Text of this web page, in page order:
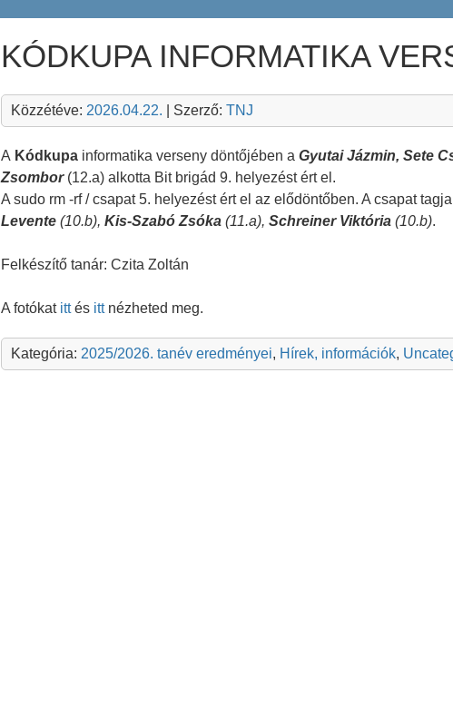
KÓDKUPA INFORMATIKA
Közzétéve: 2026.04.22. | Szerző: TNJ
A Kódkupa informatika verseny döntőjében a Gyutai Jázmin, Sete
Zsombor(12.a) alkotta Bit brigád 9. helyezést ért el.
A sudo rm -rf / csapat 5. helyezést ért el az elődöntőben. A csapat
Levente (10.b), Kis-Szabó Zsóka (11.a), Schreiner Viktória (10.b).
Felkészítő tanár: Czita Zoltán
A fotókat ittés ittnézheted meg.
Kategória: 2025/2026. tanév eredményei, Hírek, információk,